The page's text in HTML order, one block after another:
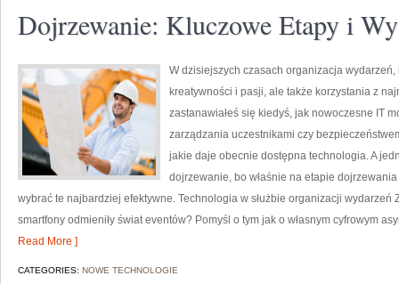
Dojrzewanie: Kluczowe Etapy i
W dzisiejszych czasach organizacja
kreatywności i pasji, ale także korzystania z
zastanawiałeś się kiedyś, jak nowoczesne IT
zarządzania uczestnikami czy
jakie daje obecnie dostępna technologia. A
dojrzewanie, bo właśnie na etapie
wybrać te najbardziej efektywne. Technologia w służbie organizacji wydarzeń
smartfony odmieniły świat eventów? Pomyśl o tym jak o własnym cyfrowym
Read More ]
CATEGORIES: NOWE TECHNOLOGIE